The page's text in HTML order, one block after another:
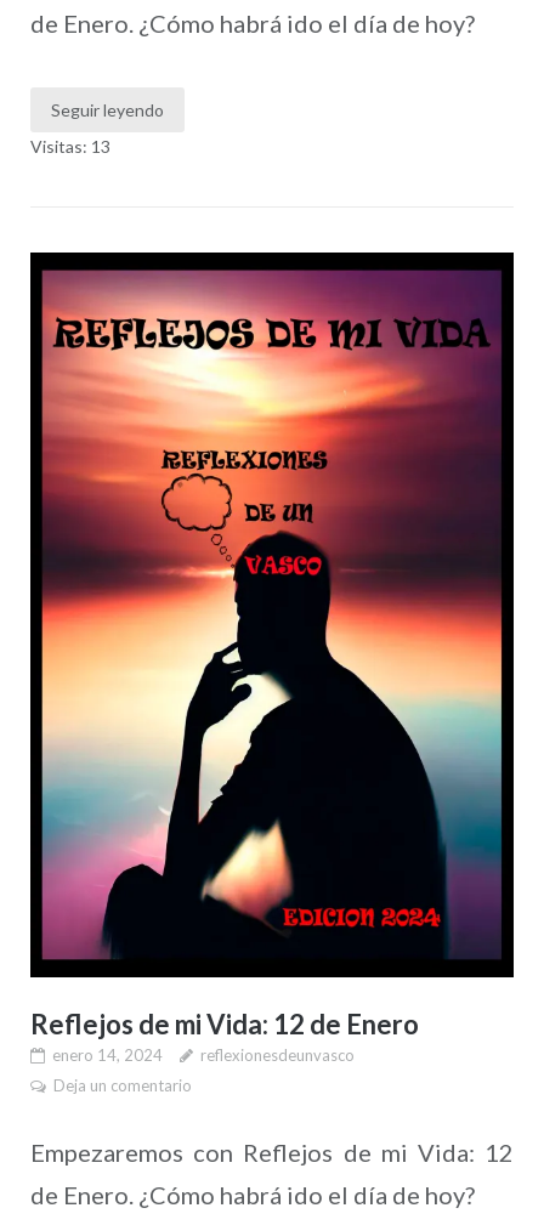
de Enero. ¿Cómo habrá ido el día de hoy?
Seguir leyendo
Visitas: 13
Reflejos de mi Vida: 12 de Enero
enero 14, 2024
reflexionesdeunvasco
Deja un comentario
Empezaremos con Reflejos de mi Vida: 12
de Enero. ¿Cómo habrá ido el día de hoy?